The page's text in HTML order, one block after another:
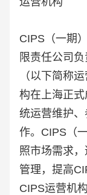
CIPS（一期
限责任公司
（以下简称
构在上海正
统运营维护
作。CIPS（
照市场需求
管理，提高
CIPS运营机